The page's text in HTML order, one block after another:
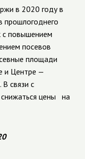
в 2020 году в
прошлогоднего
с повышением
посевов
площади
и Центре —
В связи с
цены на